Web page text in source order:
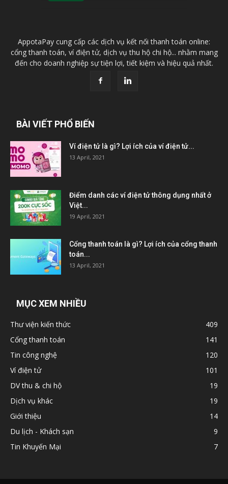
AppotaPay cung cấp các dịch vụ kết nối thanh toán online:
cổng thanh toán, ví điện tử, dịch vụ thu hộ chi hộ... nhằm mang
đến cho doanh nghiệp sự tiện lợi, tiết kiệm và hiệu quả nhất.
BÀI VIẾT PHỔ BIẾN
Ví điện tử là gì? Lợi ích của ví điện tử...
13 April, 2021
Điểm danh các ví điện tử thông dụng nhất ở
Việt...
19 April, 2021
Cổng thanh toán là gì? Lợi ích của cổng thanh
toán...
13 April, 2021
MỤC XEM NHIỀU
Thư viện kiến thức
409
Cổng thanh toán
141
Tin công nghệ
120
Ví điện tử
101
DV thu & chi hộ
19
Dịch vụ khác
19
Giới thiệu
14
Du lịch - Khách sạn
9
Tin Khuyến Mại
7